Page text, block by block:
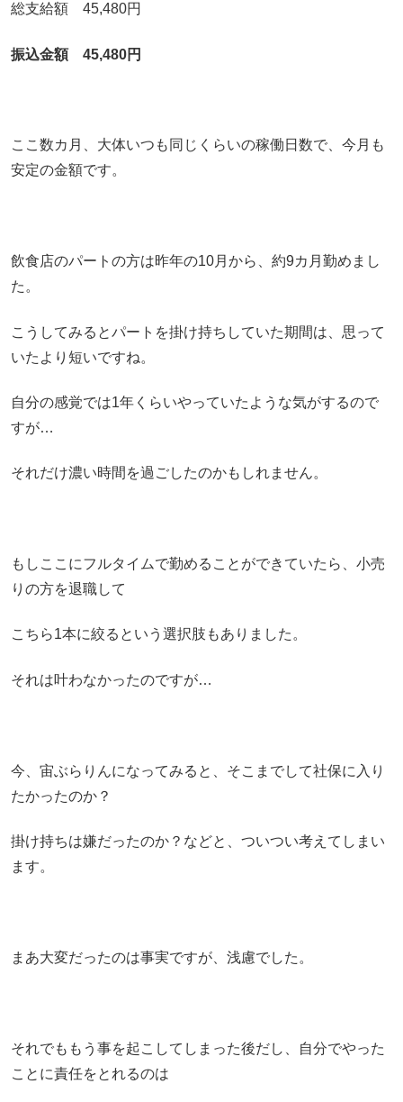
総支給額 45,480円
振込金額 45,480円
ここ数カ月、大体いつも同じくらいの稼働日数で、今月も
安定の金額です。
飲食店のパートの方は昨年の10月から、約9カ月勤めまし
た。
こうしてみるとパートを掛け持ちしていた期間は、思って
いたより短いですね。
自分の感覚では1年くらいやっていたような気がするので
すが…
それだけ濃い時間を過ごしたのかもしれません。
もしここにフルタイムで勤めることができていたら、小売
りの方を退職して
こちら1本に絞るという選択肢もありました。
それは叶わなかったのですが…
今、宙ぶらりんになってみると、そこまでして社保に入り
たかったのか？
掛け持ちは嫌だったのか？などと、ついつい考えてしまい
ます。
まあ大変だったのは事実ですが、浅慮でした。
それでももう事を起こしてしまった後だし、自分でやった
ことに責任をとれるのは